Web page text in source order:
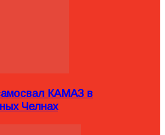
КАМАЗ в
Челнах